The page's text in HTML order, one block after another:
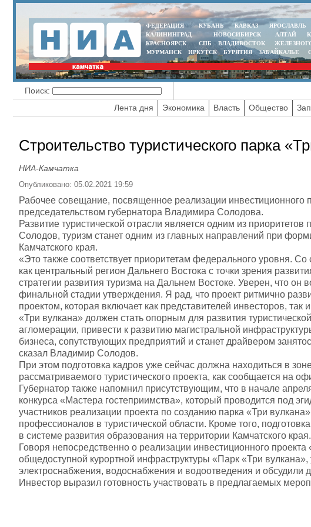
ФЕДЕРАЦИЯ КУБАНЬ КАВКАЗ ЯРОСЛАВЛЬ
КАЛИНИНГРАД
НОВОСИБИРСК АЛТАЙ
КРАСНОЯРСК
СПБ ВЛАДИВОСТОК
МУРМАНСК
ИРКУТСК БУРЯТИЯ ЗАБАЙКАЛЬЕ
Поиск:
Лента дня
Экономика Власть Общество
Строительство туристического парка
НИА-Камчатка
Опубликовано: 05.02.2021 19:59
Рабочее совещание, посвященное реализации инвестиционного
председательством губернатора Владимира Солодова.
Развитие туристической отрасли является одним из
Солодов, туризм станет одним из главных направлений при
Камчатского края.
«Это также соответствует приоритетам федерального уровня.
как центральный регион Дальнего Востока с точки зрения
стратегии развития туризма на Дальнем Востоке. Уверен, что он
финальной стадии утверждения. Я рад, что проект ритмично
проектом, которая включает как представителей инвесторов,
«Три вулкана» должен стать опорным для развития
агломерации, привести к развитию магистральной
бизнеса, сопутствующих предприятий и станет драйвером
сказал Владимир Солодов.
При этом подготовка кадров уже сейчас должна находиться в
рассматриваемого туристического проекта, как сообщается на
Губернатор также напомнил присутствующим, что в начале
конкурса «Мастера гостеприимства», который проводится под
участников реализации проекта по созданию парка «Три
профессионалов в туристической области. Кроме того,
в системе развития образования на территории Камчатского края.
Говоря непосредственно о реализации инвестиционного
общедоступной курортной инфраструктуры «Парк «Три
электроснабжения, водоснабжения и водоотведения и обсудили
Инвестор выразил готовность участвовать в предлагаемых